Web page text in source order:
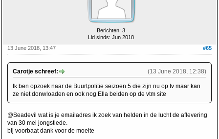
Berichten: 3
Lid sinds: Jun 2018
#65
13 June 2018, 13:47
(13 June 2018, 12:38)
Carotje schreef:
Ik ben opzoek naar de Buurtpolitie seizoen 5 die zijn nu op tv maar kan
ze niet donwloaden en ook nog Ella beiden op de vtm site
@Seadevil wat is je emailadres ik zoek van helden in de lucht de aflevering
van 30 mei jongstlede.
bij voorbaat dank voor de moeite